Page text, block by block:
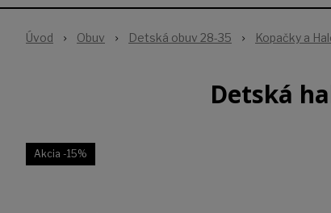
Úvod Obuv Detská obuv 28-35 Kopačky a
Detská
Akcia -15%